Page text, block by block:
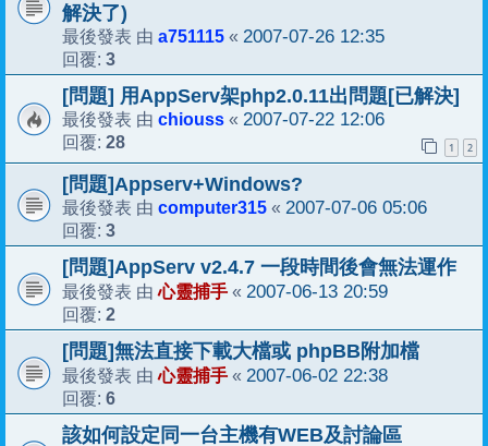
解決了)
最後發表 由 a751115 « 2007-07-26 12:35
回覆: 3
[問題] 用AppServ架php2.0.11出問題[已解決]
最後發表 由 chiouss « 2007-07-22 12:06
回覆: 28 1 2
[問題]Appserv+Windows?
最後發表 由 computer315 « 2007-07-06 05:06
回覆: 3
[問題]AppServ v2.4.7 一段時間後會無法運作
最後發表 由心靈捕手 « 2007-06-13 20:59
回覆: 2
[問題]無法直接下載大檔或 phpBB附加檔
最後發表 由心靈捕手 « 2007-06-02 22:38
回覆: 6
該如何設定同一台主機有WEB及討論區